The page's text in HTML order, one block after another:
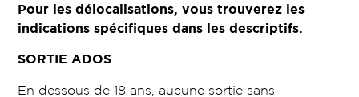
Pour les délocalisations, vous trouverez les
indications spécifiques dans les descriptifs.
SORTIE ADOS
En dessous de 18 ans, aucune sortie sans